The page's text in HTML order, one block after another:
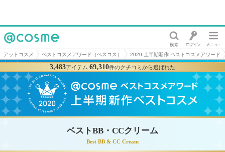
@cosme
アットコスメ ベストコスメアワード（ベスコス） 2020 上半期新作 ベストコスメアワード
3,483アイテム 69,310件のクチコミから選ばれた
ベストBB・CCクリーム
Best BB & CC Cream